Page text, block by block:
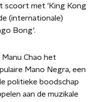
scoort met 'King Kong
(internationale)
Bong'.
Chao het
Mano Negra, een
politieke boodschap
aan de muzikale